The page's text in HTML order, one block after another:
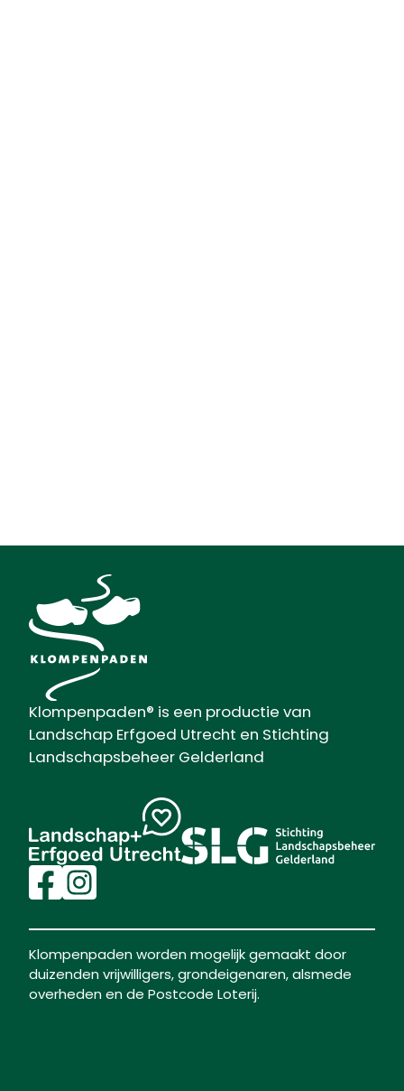
Klompenpaden® is een productie van
Landschap Erfgoed Utrecht en Stichting
Landschapsbeheer Gelderland
Klompenpaden worden mogelijk gemaakt door
duizenden vrijwilligers, grondeigenaren, alsmede
overheden en de Postcode Loterij.